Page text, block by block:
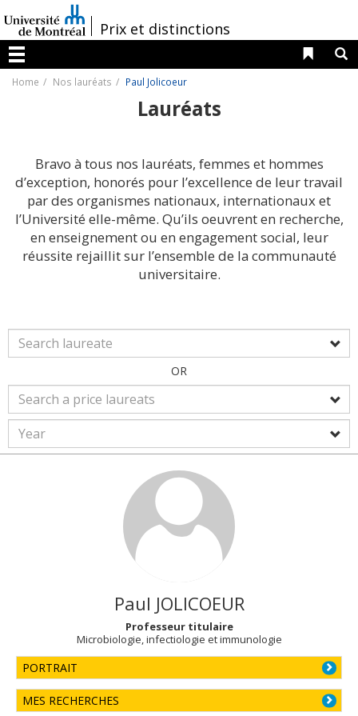
au
contenu
/Prix et distinctions
Menu
Liens
Home Nos lauréats Paul Jolicoeur
Lauréats
Bravo à tous nos lauréats, femmes et hommes
d’exception, honorés pour l’excellence de leur travail
par des organismes nationaux, internationaux et
l’Université elle-même. Qu’ils oeuvrent en recherche,
en enseignement ou en engagement social, leur
réussite rejaillit sur l’ensemble de la communauté
universitaire.
OR
Paul JOLICOEUR
Professeur titulaire
Microbiologie, infectiologie et immunologie
PORTRAIT
MES RECHERCHES